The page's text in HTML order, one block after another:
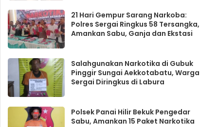
21 Hari Gempur Sarang Narkoba:
Polres Sergai Ringkus 58 Tersangka,
Amankan Sabu, Ganja dan Ekstasi
Salahgunakan Narkotika di Gubuk
Pinggir Sungai Aekkotabatu, Warga
Sergai Diringkus di Labura
Polsek Panai Hilir Bekuk Pengedar
Sabu, Amankan 15 Paket Narkotika